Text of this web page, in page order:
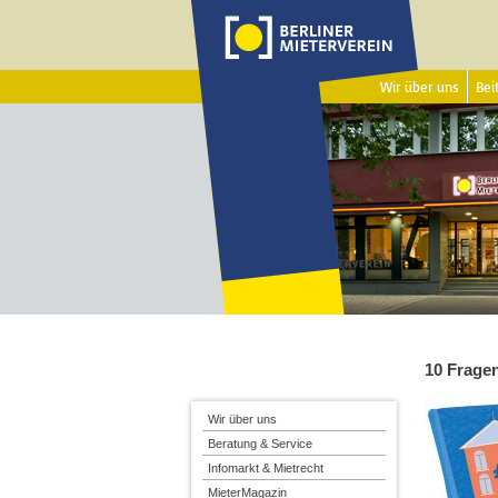
Wir über uns
10
Wir über uns
Beratung & Service
Infomarkt & Mietrecht
MieterMagazin